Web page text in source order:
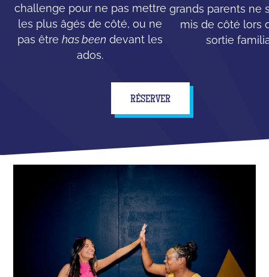
challenge pour ne pas mettre
les plus âgés de côté, ou ne
pas êtrehas been devant les
ados.
grands parents ne
mis de côté lors
sortie
RÉSERVER